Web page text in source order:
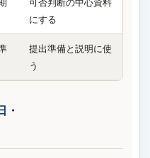
にする
提出準備と説明に使
う
・